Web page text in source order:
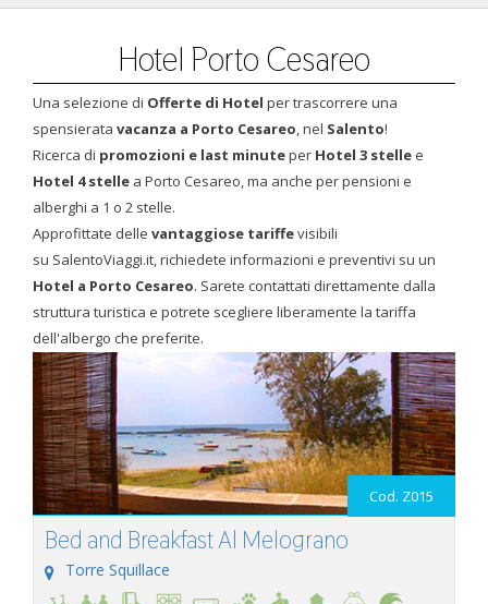
Hotel Porto Cesareo
Una selezione di Offerte di Hotel per trascorrere una
spensierata vacanza a Porto Cesareo, nel Salento!
Ricerca di promozioni e last minuteper Hotel 3 stelle e
Hotel 4 stelle a Porto Cesareo, ma anche per pensioni e
alberghi a 1 o 2 stelle.
Approfittate delle vantaggiose tariffevisibili
su SalentoViaggi.it, richiedete informazioni e preventivi su un
Hotel a Porto Cesareo. Sarete contattati direttamente dalla
struttura turistica e potrete scegliere liberamente la tariffa
dell'albergo che preferite.
Cod. Z015
Bed and Breakfast Al Melograno
Torre Squillace